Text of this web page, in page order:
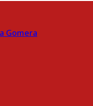
Gomera